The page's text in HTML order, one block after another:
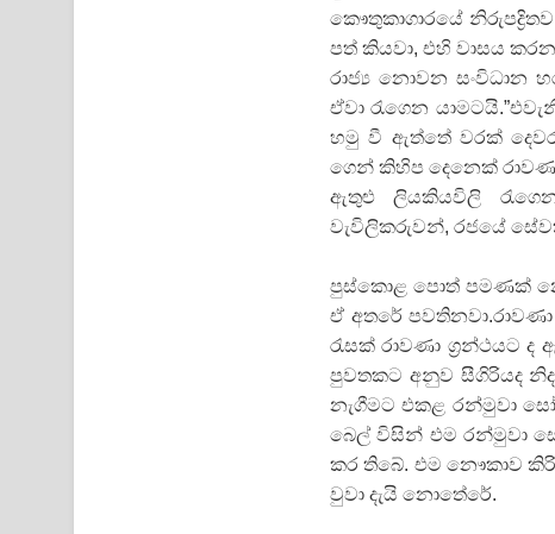
Sandata Duka Hithila Song Lyrics - සඳට දුක හිතිලා
Sihina Song Lyrics - සිහින ගීතයේ පද පෙළ
Dannawada Mawa Song Lyrics - දන්නවාද මාව ගීතයේ
NEENA Song Lyrics - නීනා ගීතයේ පද පෙළ
කෞතුකාගාරයේ
පත් කියවා, එහි වාසය කරන
රාජ්‍ය නොවන සංවිධාන
ඒවා රැගෙන
හමු වී ඇත්තේ වරක්
ගෙන් කිහිප දෙනෙක්
ඇතුළු ලියකියවිලි
වැවිලිකරුවන්, රජයේ
පුස්කොළ පොත් පමණක්
ඒ අතරේ
රැසක් රාවණා ග‍්‍රන්ථයට
පුවතකට අනුව සීගිරියද
නැගීමට එකළ රන්මුවා
බෙල් විසින් එම රන්මුවා
කර තිබේ. එම නෞකාව
වුවා දැයි නොතේරේ.